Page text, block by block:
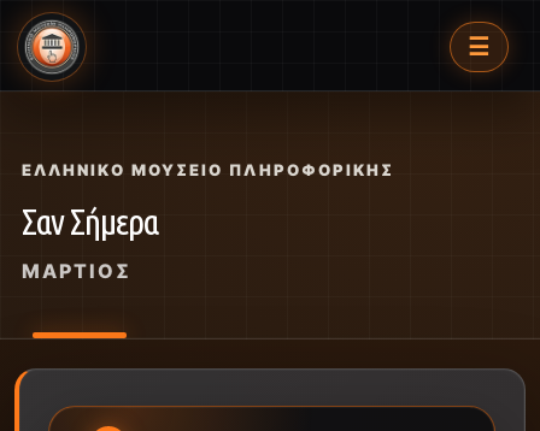
☰
ΕΛΛΗΝΙΚΌ ΜΟΥΣΕΊΟ ΠΛΗΡΟΦΟΡΙΚΉΣ
Σαν Σήμερα
ΜΆΡΤΙΟΣ